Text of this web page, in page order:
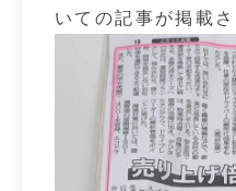
いての記事が掲載さ